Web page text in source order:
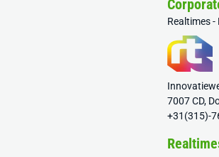
Realtimes
7007 CD,
+31(315)-